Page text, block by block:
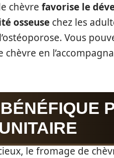
chèvre favorise le
osseuse chez les
Vous
en
le fromage de